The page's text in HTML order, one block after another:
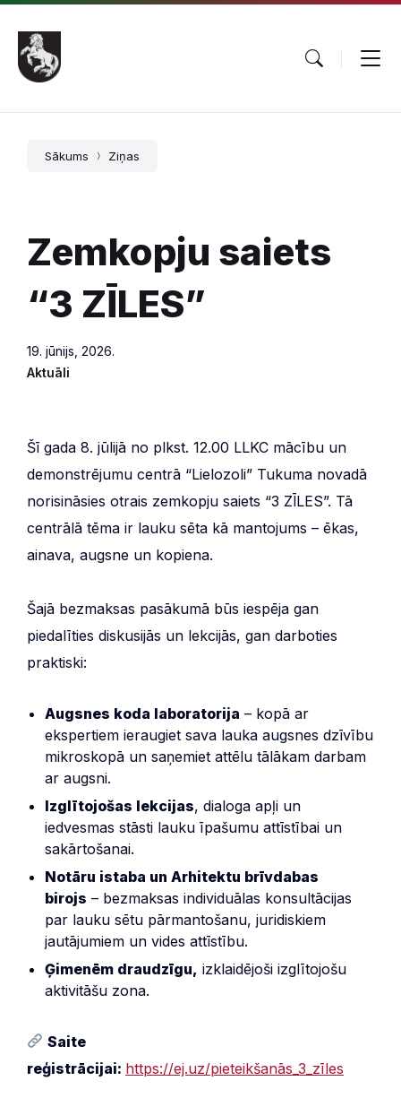
Pāriet
saturu
Skip
main
navigation
Skip
footer
Sākums Ziņas
Zemkopju saiets
“3 ZĪLES”
19. jūnijs, 2026.
Aktuāli
Šī gada 8. jūlijā no plkst. 12.00 LLKC mācību un
demonstrējumu centrā “Lielozoli” Tukuma novadā
norisināsies otrais zemkopju saiets “3 ZĪLES”. Tā
centrālā tēma ir lauku sēta kā mantojums – ēkas,
ainava, augsne un kopiena.
Šajā bezmaksas pasākumā būs iespēja gan
piedalīties diskusijās un lekcijās, gan darboties
praktiski:
Augsnes koda laboratorija – kopā ar
ekspertiem ieraugiet sava lauka augsnes dzīvību
mikroskopā un saņemiet attēlu tālākam darbam
ar augsni.
Izglītojošas lekcijas, dialoga apļi un
iedvesmas stāsti lauku īpašumu attīstībai un
sakārtošanai.
Notāru istaba un Arhitektu brīvdabas
birojs – bezmaksas individuālas konsultācijas
par lauku sētu pārmantošanu, juridiskiem
jautājumiem un vides attīstību.
Ģimenēm draudzīgu, izklaidējoši izglītojošu
aktivitāšu zona.
Saite
reģistrācijai: https://ej.uz/pieteikšanās_3_zīles